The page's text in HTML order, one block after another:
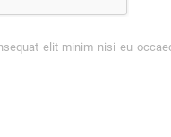
elit minim nisi eu